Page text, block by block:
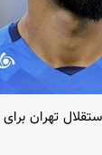
تهران